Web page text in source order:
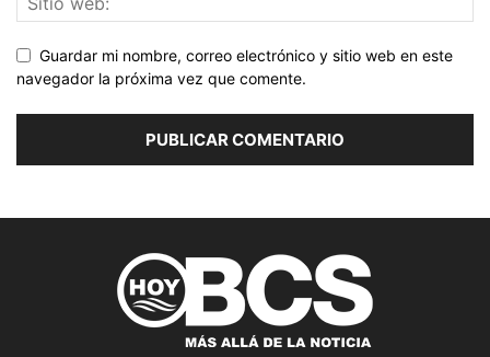
Guardar mi nombre, correo electrónico y sitio web en este
navegador la próxima vez que comente.